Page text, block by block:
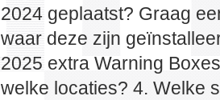
2024 geplaatst? Graag
waar deze zijn
2025 extra Warning
welke locaties? 4. Welke